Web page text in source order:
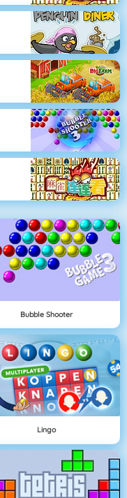
Bubble Shooter
Lingo